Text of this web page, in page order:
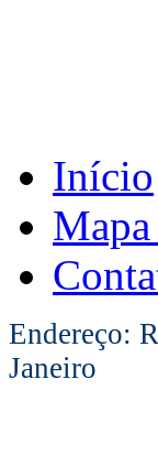
Início
Endereço:
Janeiro